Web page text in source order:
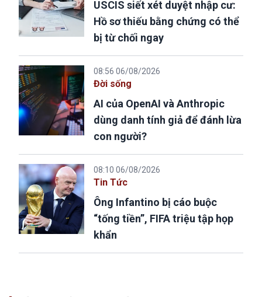
USCIS siết xét duyệt nhập cư:
Hồ sơ thiếu bằng chứng có thể
bị từ chối ngay
08:56 06/08/2026
Đời sống
AI của OpenAI và Anthropic
dùng danh tính giả để đánh lừa
con người?
08:10 06/08/2026
Tin Tức
Ông Infantino bị cáo buộc
“tống tiền”, FIFA triệu tập họp
khẩn